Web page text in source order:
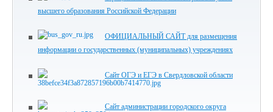
высшего образования Российской Федерации
ОФИЦИАЛЬНЫЙ САЙТ для размещения
информации о государственных (муниципальных) учреждениях
Сайт ОГЭ и ЕГЭ в Свердловской области
Сайт администрации городского округа